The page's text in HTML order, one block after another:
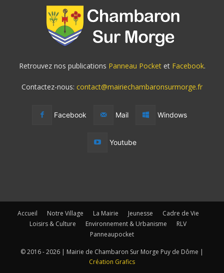
Retrouvez nos publications Panneau Pocketet Facebook.
Contactez-nous: contact@mairiechambaronsurmorge.fr
Facebook Mail Windows
Youtube
Accueil Notre Village La Mairie Jeunesse
Cadre de Vie
Loisirs & Culture
Environnement & Urbanisme
RLV
Panneaupocket
© 2016 - 2026 | Mairie de Chambaron Sur Morge Puy de Dôme |
Création Grafics